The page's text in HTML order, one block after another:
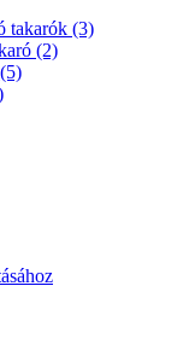
takarók (3)
(2)